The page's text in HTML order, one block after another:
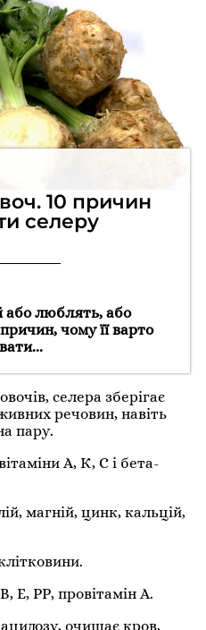
10 причин
селеру
або люблять, або
чому її варто
селера зберігає
речовин, навіть
пару.
А, К, С і бета-
магній, цинк, кальцій,
Е, РР, провітамін А.
очищає кров,